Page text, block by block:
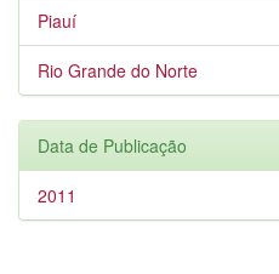
Piauí
Rio Grande do Norte
Data de Publicação
2011